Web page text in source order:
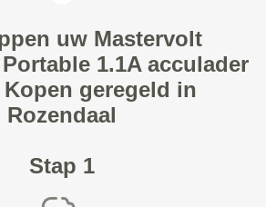
uw Mastervolt
1.1A acculader
Kopen geregeld in
Rozendaal
Stap 1